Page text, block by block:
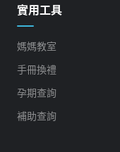
實用工具
媽媽教室
手冊換禮
孕期查詢
補助查詢